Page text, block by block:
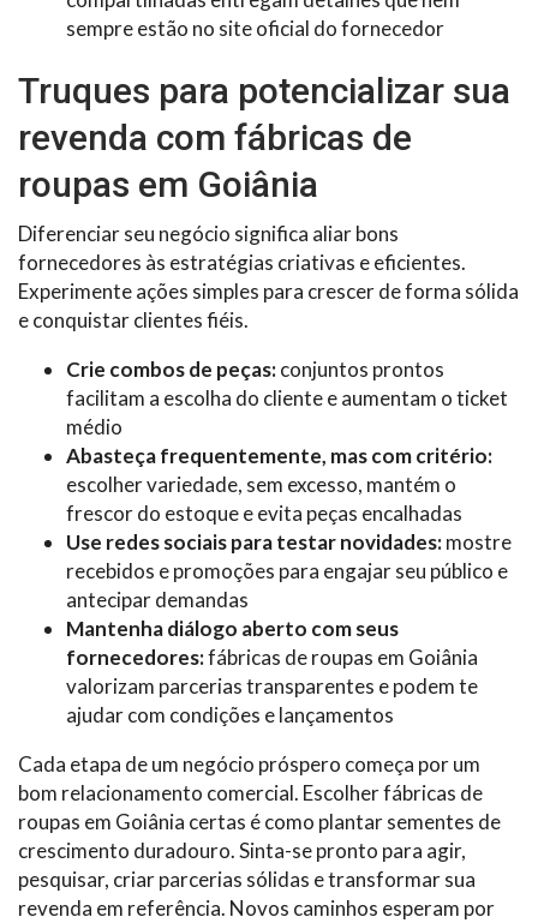
sempre estão no site oficial do fornecedor
Truques para potencializar sua
revenda com fábricas de
roupas em Goiânia
Diferenciar seu negócio significa aliar bons
fornecedores às estratégias criativas e eficientes.
Experimente ações simples para crescer de forma sólida
e conquistar clientes fiéis.
Crie combos de peças:conjuntos prontos
facilitam a escolha do cliente e aumentam o ticket
médio
Abasteça frequentemente, mas com critério:
escolher variedade, sem excesso, mantém o
frescor do estoque e evita peças encalhadas
Use redes sociais para testar novidades:mostre
recebidos e promoções para engajar seu público e
antecipar demandas
Mantenha diálogo aberto com seus
fornecedores:fábricas de roupas em Goiânia
valorizam parcerias transparentes e podem te
ajudar com condições e lançamentos
Cada etapa de um negócio próspero começa por um
bom relacionamento comercial. Escolher fábricas de
roupas em Goiânia certas é como plantar sementes de
crescimento duradouro. Sinta-se pronto para agir,
pesquisar, criar parcerias sólidas e transformar sua
revenda em referência. Novos caminhos esperam por